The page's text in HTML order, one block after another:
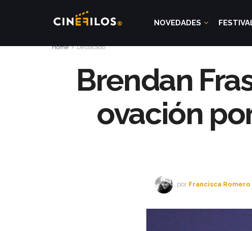
NOVEDADES
Home Destacado
Brendan
ovación
por Francisca Romero